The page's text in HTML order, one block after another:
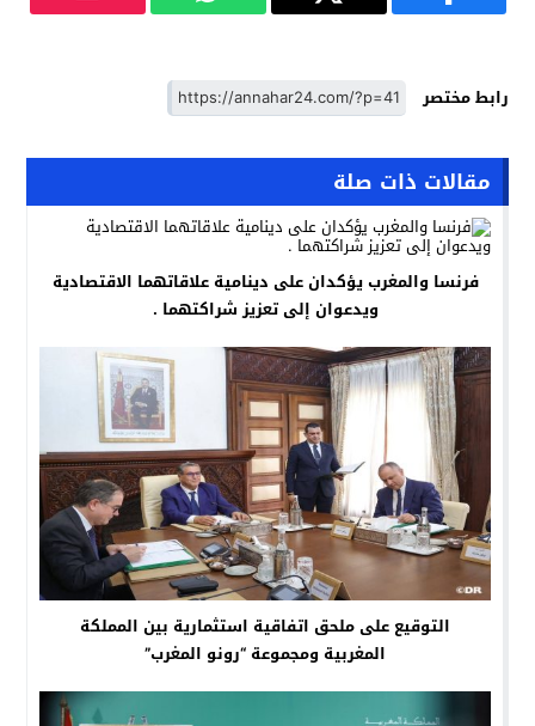
رابط مختصر
مقالات ذات صلة
فرنسا والمغرب يؤكدان على دينامية علاقاتهما الاقتصادية
ويدعوان إلى تعزيز شراكتهما .
التوقيع على ملحق اتفاقية استثمارية بين المملكة
المغربية ومجموعة “رونو المغرب”